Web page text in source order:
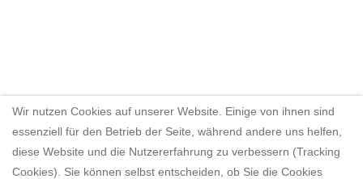
Wir nutzen Cookies auf unserer Website. Einige von ihnen sind
essenziell für den Betrieb der Seite, während andere uns helfen,
diese Website und die Nutzererfahrung zu verbessern (Tracking
Cookies). Sie können selbst entscheiden, ob Sie die Cookies